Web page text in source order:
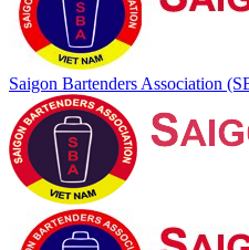
Saigon Bartenders Association